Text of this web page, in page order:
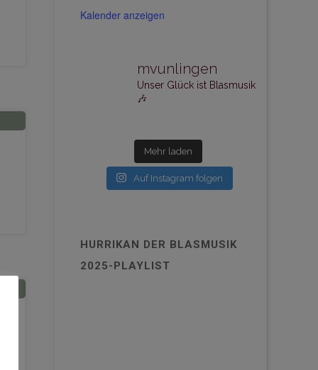
Kalender anzeigen
mvunlingen
Unser Glück ist Blasmusik
🎶
Mehr laden
Auf Instagram folgen
HURRIKAN DER BLASMUSIK
2025-PLAYLIST